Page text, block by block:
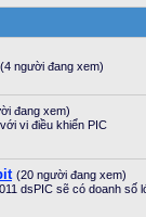
(4 người đang xem)
đang xem)
vi điều khiển PIC
(20 người đang xem)
dsPIC sẽ có doanh số